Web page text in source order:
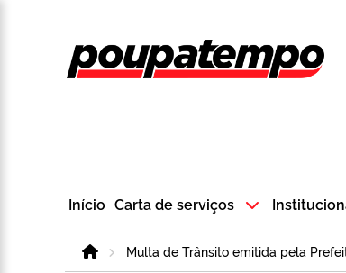
Início Carta de serviços
HomeMulta de Trânsito emitida pela